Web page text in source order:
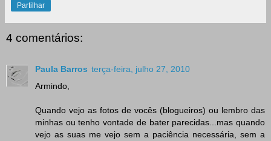
Partilhar
4 comentários:
Paula Barros terça-feira, julho 27, 2010
Armindo,
Quando vejo as fotos de vocês (blogueiros) ou lembro das
minhas ou tenho vontade de bater parecidas...mas quando
vejo as suas me vejo sem a paciência necessária, sem a